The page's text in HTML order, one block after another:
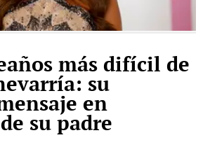
más difícil de
su
en
su padre